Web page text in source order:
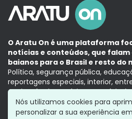
O Aratu On é uma plataforma
notícias e conteúdos, que falam
baianos para o Brasil e resto do
Política, segurança pública,
reportagens especiais, interior,
Aqui, tudo vira notícia e a notícia é
com a credibilidade do Grupo
Grupo Aratu
Política de
Nós utilizamos cookies para
personalizar a sua experiência em